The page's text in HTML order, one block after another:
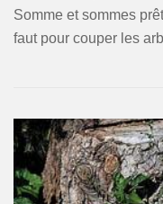
Somme et sommes
faut pour couper les